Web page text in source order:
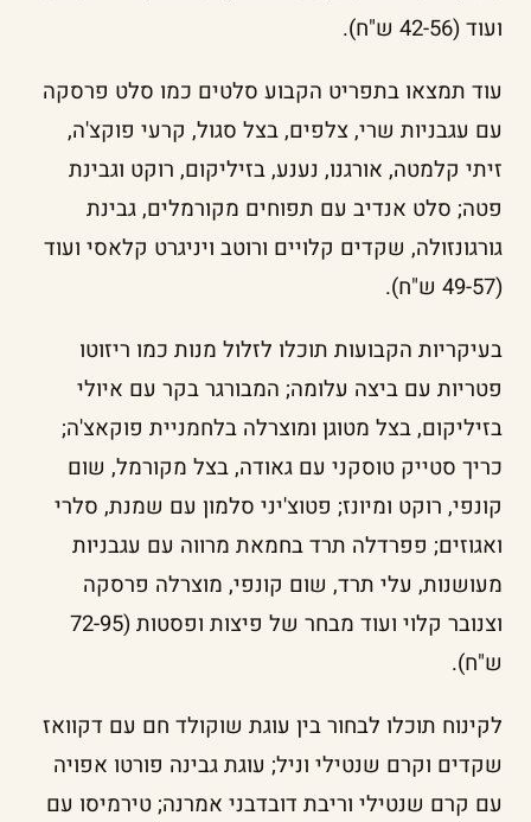
ועוד (42-56 ש"ח).
עוד תמצאו בתפריט הקבוע סלטים כמו סלט פרסקה
עם עגבניות שרי, צלפים, בצל סגול, קרעי פוקצ'ה,
זיתי קלמטה, אורגנו, נענע, בזיליקום, רוקט וגבינת
פטה; סלט אנדיב עם תפוחים מקורמלים, גבינת
גורגונזולה, שקדים קלויים ורוטב ויניגרט קלאסי ועוד
(49-57 ש"ח).
בעיקריות הקבועות תוכלו לזלול מנות כמו ריזוטו
פטריות עם ביצה עלומה; המבורגר בקר עם איולי
בזיליקום, בצל מטוגן ומוצרלה בלחמניית פוקאצ'ה;
כריך סטייק טוסקני עם גאודה, בצל מקורמל, שום
קונפי, רוקט ומיונז; פטוצ'יני סלמון עם שמנת, סלרי
ואגוזים; פפרדלה תרד בחמאת מרווה עם עגבניות
מעושנות, עלי תרד, שום קונפי, מוצרלה פרסקה
וצנובר קלוי ועוד מבחר של פיצות ופסטות (72-95
ש"ח).
לקינוח תוכלו לבחור בין עוגת שוקולד חם עם דקוואז
שקדים וקרם שנטילי וניל; עוגת גבינה פורטו אפויה
עם קרם שנטילי וריבת דובדבני אמרנה; טירמיסו עם